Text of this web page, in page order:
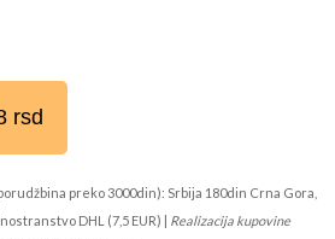
rsd
preko 3000din): Srbija 180din Crna Gora,
DHL (7,5 EUR) | Realizacija kupovine